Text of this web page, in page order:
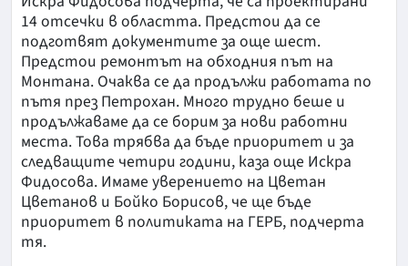
14 отсечки в областта. Предстои да се
подготвят документите за още шест.
Предстои ремонтът на обходния път на
Монтана. Очаква се да продължи работата по
пътя през Петрохан. Много трудно беше и
продължаваме да се борим за нови работни
места. Това трябва да бъде приоритет и за
следващите четири години, каза още Искра
Фидосова. Имаме уверението на Цветан
Цветанов и Бойко Борисов, че ще бъде
приоритет в политиката на ГЕРБ, подчерта
тя.